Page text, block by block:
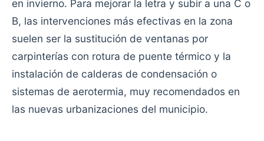
en invierno. Para mejorar la letra y subir a una C o
B, las intervenciones más efectivas en la zona
suelen ser la sustitución de ventanas por
carpinterías con rotura de puente térmico y la
instalación de calderas de condensación o
sistemas de aerotermia, muy recomendados en
las nuevas urbanizaciones del municipio.